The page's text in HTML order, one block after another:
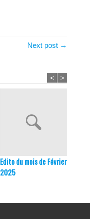
Next post →
Edito du mois de Février
2025
< >